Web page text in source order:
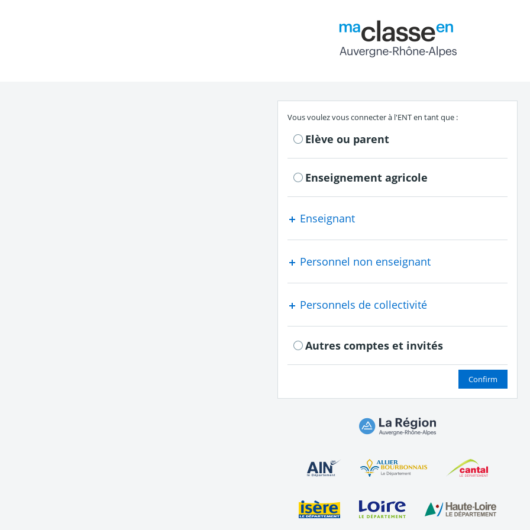
S'authentifier en tant que
Vous voulez vous connecter à l'ENT en tant que :
Elève ou parent
Enseignement agricole
Enseignant
Personnel non enseignant
Personnels de collectivité
Autres comptes et invités